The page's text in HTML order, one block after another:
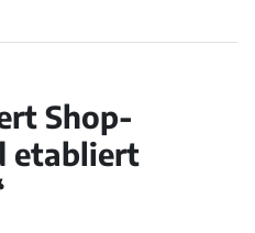
Shop-
etabliert